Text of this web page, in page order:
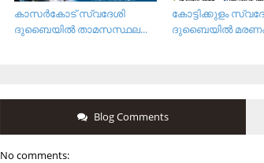
കോട്ടിക്കുളം
ദുബൈയില്‍
കാസർകോട് സ്വദേശി
ദുബൈയില്‍ താമസസ്ഥല...
Blog Comments
No comments: